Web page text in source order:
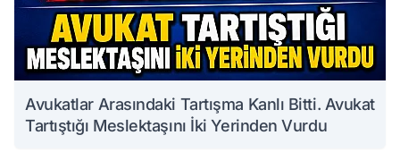
Avukatlar Arasındaki Tartışma Kanlı Bitti. Avukat
Tartıştığı Meslektaşını İki Yerinden Vurdu